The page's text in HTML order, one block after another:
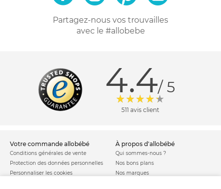
Partagez-nous vos trouvailles
avec le #allobebe
4.4/ 5
511 avis client
votre commande allobébé
Conditions générales de vente
Protection des données personnelles
Personnaliser les cookies
à propos d'allobébé
Qui sommes-nous ?
Nos bons plans
Nos marques